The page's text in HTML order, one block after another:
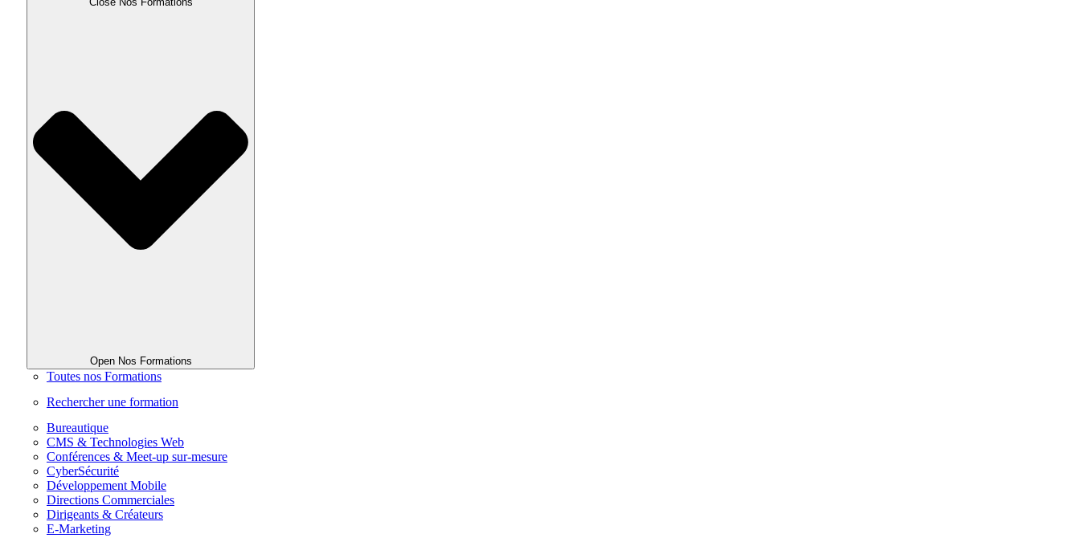
Open Nos Formations
Toutes nos Formations
Rechercher une formation
Bureautique
CMS & Technologies Web
Conférences & Meet-up sur-mesure
CyberSécurité
Développement Mobile
Directions Commerciales
Dirigeants & Créateurs
E-Marketing